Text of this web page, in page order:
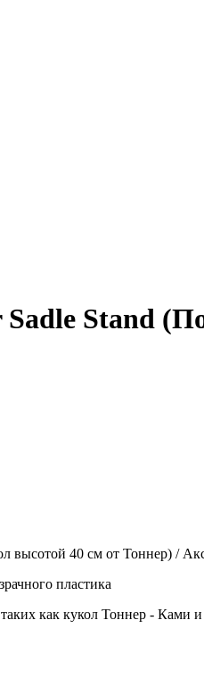
Stand
высотой 40 см от Тоннер) /
пластика
как кукол Тоннер -